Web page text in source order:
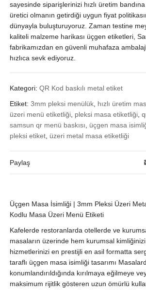
sayesinde siparişlerinizi hızlı üretim
üretici olmanın getirdiği uygun fiyat
dünyayla buluşturuyoruz. Zaman testine
kaliteli malzeme harikası üçgen etiketleri,
fabrikamızdan en güvenli muhafaza
hızlıca sevk ediyoruz.
Kategori: QR Kod baskılı metal etiket
Etiket: 3mm pleksi menülük hızlı üretim
üzeri menü etiketliği pleksi masa etiketliği
samsun qr menü baskısı
üçgen masa
pleksi etiket üzeri metal masa etiketliği
Paylaş
Üçgen Masa İsimliği | 3mm Pleksi Üzeri
Kodlu Masa Üzeri Menü Etiketi
Kafelerde restoranlarda otellerde ve
masaların üzerinde hem kurumsal
hizmetlerinizi en prestijli en asil formatta
taraflı üçgen masa isimliği tasarımı
konumlandırıldığında kırılmaya eğilmeye
maksimum rijitlik gösteren uzun ömürlü